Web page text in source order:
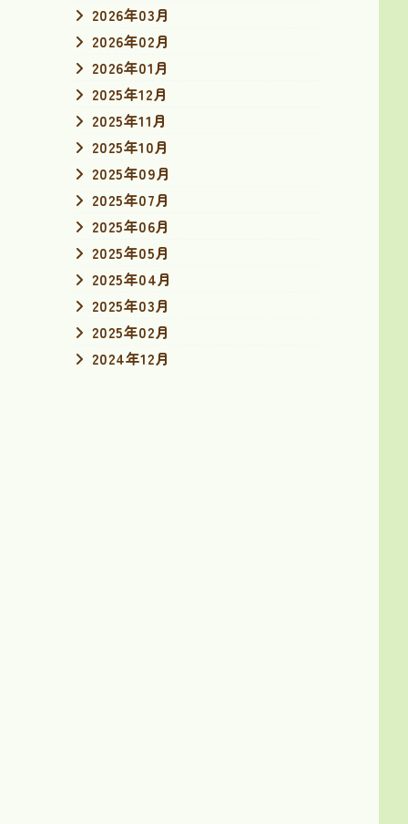
2026年03月
2026年02月
2026年01月
2025年12月
2025年11月
2025年10月
2025年09月
2025年07月
2025年06月
2025年05月
2025年04月
2025年03月
2025年02月
2024年12月